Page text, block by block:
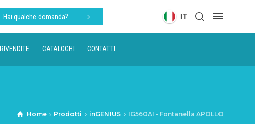
Hai qualche domanda? IT
RIVENDITE CATALOGHI CONTATTI
Home Prodotti inGENIUS IG560AI - Fontanella APOLLO